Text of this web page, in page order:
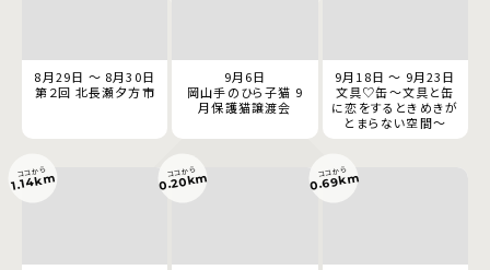
8月29日 ～ 8月30日
第２回 北長瀬夕方市
9月6日
岡山手のひら子猫 9
月保護猫譲渡会
9月18日 ～ 9月23日
文具♡缶～文具と缶
に恋をするときめきが
とまらない空間～
ココから
1.14km ココから
0.20km ココから
0.69km